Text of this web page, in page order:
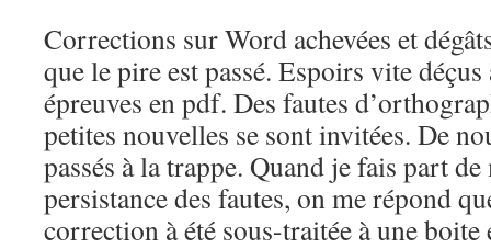
Corrections sur Word achevées et
que le pire est passé. Espoirs vite
épreuves en pdf. Des fautes
petites nouvelles se sont invitées. De
passés à la trappe. Quand je fais part
persistance des fautes, on me répond
correction à été sous-traitée à une